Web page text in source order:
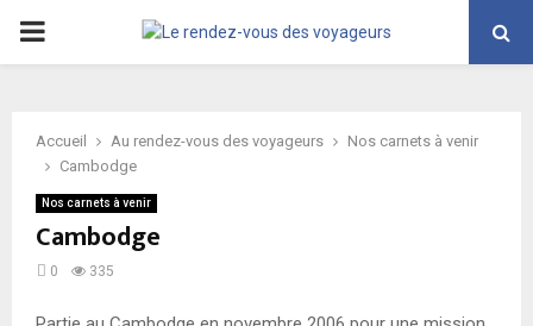
PRIMARY
Accueil Au rendez-vous des voyageurs
Nos carnets à venir
Cambodge
Nos carnets à venir
Cambodge
0 335